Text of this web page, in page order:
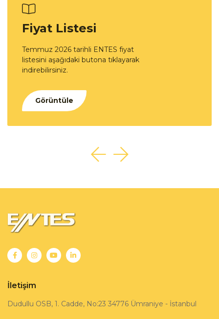
Fiyat Listesi
Temmuz 2026 tarihli ENTES fiyat
listesini aşağıdaki butona tıklayarak
indirebilirsiniz.
Görüntüle
İletişim
Dudullu OSB, 1. Cadde, No:23 34776 Ümraniye - İstanbul